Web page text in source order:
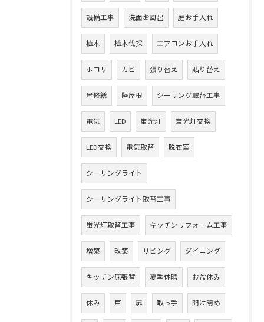
設備工事 洗面お風呂 庭お手入れ
植木 植木伐採 エアコンお手入れ
ホコリ カビ 張り替え 貼り替え
屋修繕 陸屋根 シーリング取替工事
電気 LED 蛍光灯 蛍光灯交換
LED交換 電気取替 脱衣室
シーリングライト
シーリングライト取替工事
蛍光灯取替工事 キッチンリフォーム工事
増築 改築 リビング ダイニング
キッチン床張替 夏季休暇 お盆休み
休み 戸 扉 取っ手 開け閉め